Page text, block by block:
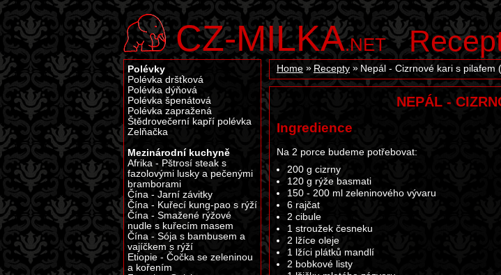
CZ-MILKA.NET
Home Recepty Nepál - Cizrnové kari s pilafem
NEPÁL -
Ingredience
Na 2 porce budeme potřebovat:
200 g cizrny
120 g rýže basmati
150 - 200 ml zeleninového vývaru
6 rajčat
2 cibule
1 stroužek česneku
2 lžíce oleje
1 lžíci plátků mandlí
2 bobkové listy
Polévky
Polévka dršťková
Polévka dýňová
Polévka špenátová
Polévka zapražená
Štědrovečerní kapří polévka
Zelňačka
Mezinárodní kuchyně
Afrika - Pštrosí steak s
fazolovými lusky a pečenými
bramborami
Čína - Jarní závitky
Čína - Kuřecí kung-pao s rýží
Čína - Smažené rýžové
nudle s kuřecím masem
Čína - Sója s bambusem a
vajíčkem s rýží
Etiopie - Čočka se zeleninou
a kořením